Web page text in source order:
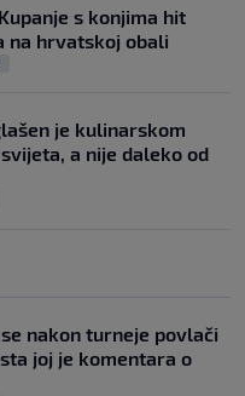
s konjima hit
na hrvatskoj obali
je kulinarskom
a nije daleko od
nakon turneje povlači
joj je komentara o